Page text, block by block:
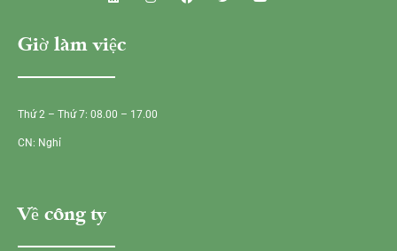
Giờ làm việc
Thứ 2 – Thứ 7: 08.00 – 17.00
CN: Nghỉ
Về công ty